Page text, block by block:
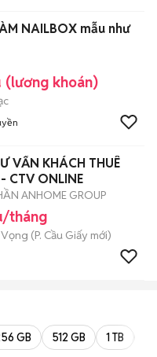
NAILBOX mẫu như
(lương khoán)
VẤN KHÁCH THUÊ
CTV ONLINE
ANHOME GROUP
tháng
(P. Cầu Giấy mới)
GB 512 GB 1 TB